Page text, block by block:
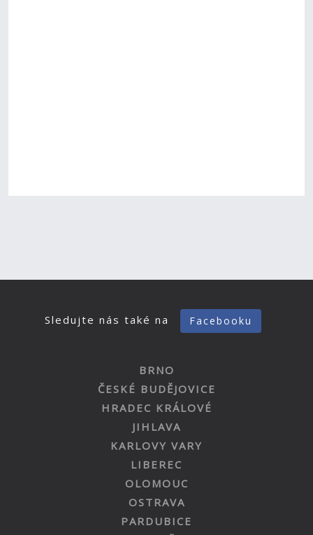
Sledujte nás také na Facebooku
BRNO
ČESKÉ BUDĚJOVICE
HRADEC KRÁLOVÉ
JIHLAVA
KARLOVY VARY
LIBEREC
OLOMOUC
OSTRAVA
PARDUBICE